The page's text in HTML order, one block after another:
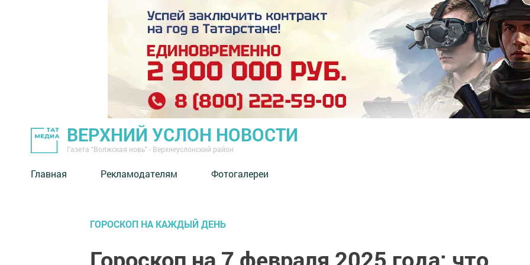
ВЕРХНИЙ УСЛОН НОВОСТИ
Газета "Волжская новь" - Верхнеуслонский район
Главная Рекламодателям Фотогалереи
ГОРОСКОП НА КАЖДЫЙ ДЕНЬ
Гороскоп на 7 февраля 2025 года: что